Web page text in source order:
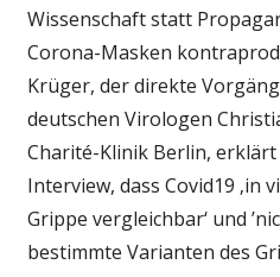
Wissenschaft statt
Corona-Masken
Krüger, der direkte
deutschen Virologen
Charité-Klinik Berlin,
Interview, dass Covid19 ‚in
Grippe vergleichbar‘ und
bestimmte Varianten des